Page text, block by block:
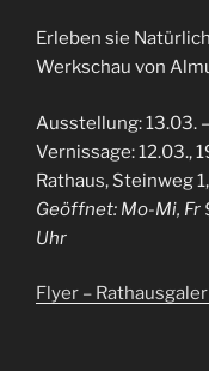
Erleben sie
Werkschau von
Ausstellung: 13.03.
Vernissage: 12.03.,
Rathaus, Steinweg
Geöffnet: Mo-Mi, Fr
Uhr
Flyer –